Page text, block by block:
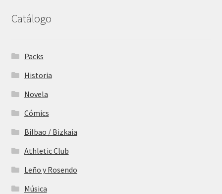
Catálogo
Packs
Historia
Novela
Cómics
Bilbao / Bizkaia
Athletic Club
Leño y Rosendo
Música